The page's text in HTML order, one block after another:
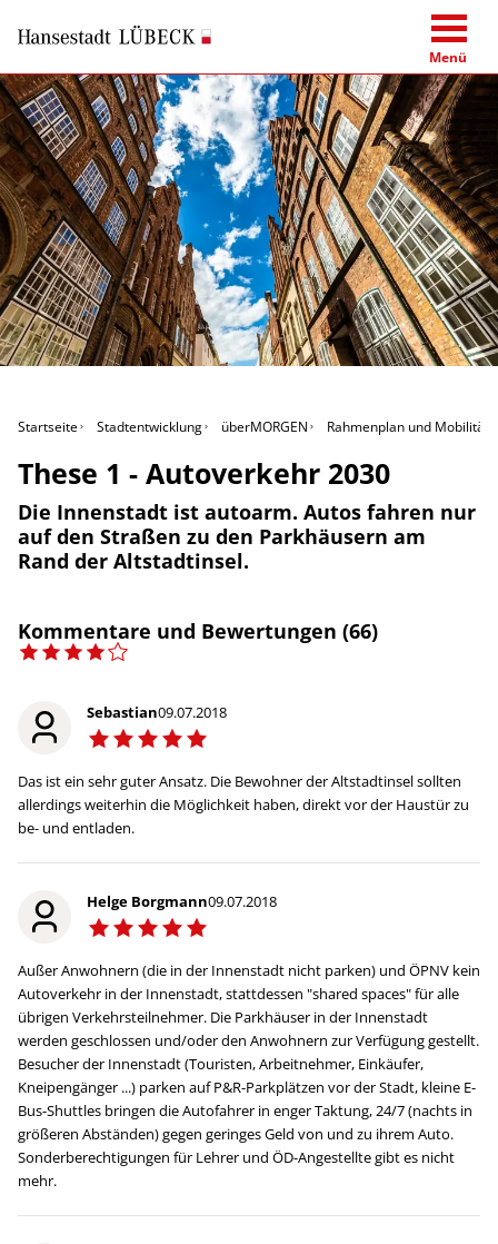
Menü
Startseite Stadtentwicklung überMORGEN Rahmenplan und
These 1 - Autoverkehr 2030
Die Innenstadt ist autoarm. Autos fahren nur
auf den Straßen zu den Parkhäusern am
Rand der Altstadtinsel.
Kommentare und Bewertungen (66)
Sebastian09.07.2018
Das ist ein sehr guter Ansatz. Die Bewohner der Altstadtinsel sollten
allerdings weiterhin die Möglichkeit haben, direkt vor der Haustür zu
be- und entladen.
Helge Borgmann09.07.2018
Außer Anwohnern (die in der Innenstadt nicht parken) und ÖPNV kein
Autoverkehr in der Innenstadt, stattdessen "shared spaces" für alle
übrigen Verkehrsteilnehmer. Die Parkhäuser in der Innenstadt
werden geschlossen und/oder den Anwohnern zur Verfügung gestellt.
Besucher der Innenstadt (Touristen, Arbeitnehmer, Einkäufer,
Kneipengänger ...) parken auf P&R-Parkplätzen vor der Stadt, kleine E-
Bus-Shuttles bringen die Autofahrer in enger Taktung, 24/7 (nachts in
größeren Abständen) gegen geringes Geld von und zu ihrem Auto.
Sonderberechtigungen für Lehrer und ÖD-Angestellte gibt es nicht
mehr.